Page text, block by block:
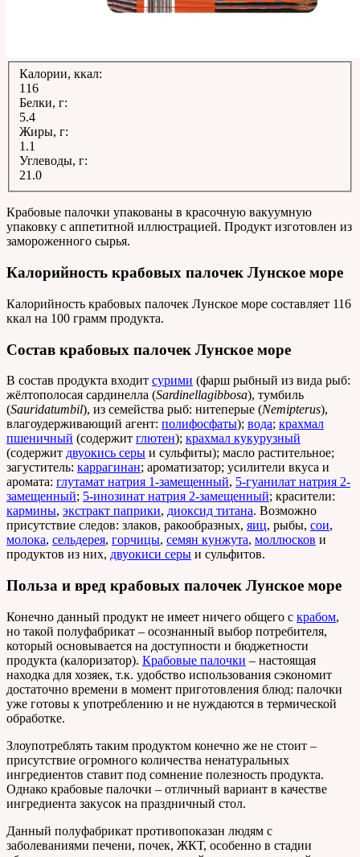
Калории, ккал:
116
Белки, г:
5.4
Жиры, г:
1.1
Углеводы, г:
21.0
Крабовые палочки упакованы в красочную вакуумную
упаковку с аппетитной иллюстрацией. Продукт изготовлен из
замороженного сырья.
Калорийность крабовых палочек Лунское море
Калорийность крабовых палочек Лунское море составляет 116
ккал на 100 грамм продукта.
Состав крабовых палочек Лунское море
В состав продукта входит сурими (фарш рыбный из вида рыб:
жёлтополосая сардинелла (Sardinellagibbosa), тумбиль
(Sauridatumbil), из семейства рыб: нитеперые (Nemipterus),
влагоудерживающий агент: полифосфаты); вода; крахмал
пшеничный (содержит глютен); крахмал кукурузный
(содержит двуокись серы и сульфиты); масло растительное;
загуститель: каррагинан; ароматизатор; усилители вкуса и
аромата: глутамат натрия 1-замещенный, 5-гуанилат натрия 2-
замещенный; 5-инозинат натрия 2-замещенный; красители:
кармины, экстракт паприки, диоксид титана. Возможно
присутствие следов: злаков, ракообразных, яиц, рыбы, сои,
молока, сельдерея, горчицы, семян кунжута, моллюсков и
продуктов из них, двуокиси серы и сульфитов.
Польза и вред крабовых палочек Лунское море
Конечно данный продукт не имеет ничего общего с крабом,
но такой полуфабрикат – осознанный выбор потребителя,
который основывается на доступности и бюджетности
продукта (калоризатор). Крабовые палочки – настоящая
находка для хозяек, т.к. удобство использования сэкономит
достаточно времени в момент приготовления блюд: палочки
уже готовы к употреблению и не нуждаются в термической
обработке.
Злоупотреблять таким продуктом конечно же не стоит –
присутствие огромного количества ненатуральных
ингредиентов ставит под сомнение полезность продукта.
Однако крабовые палочки – отличный вариант в качестве
ингредиента закусок на праздничный стол.
Данный полуфабрикат противопоказан людям с
заболеваниями печени, почек, ЖКТ, особенно в стадии